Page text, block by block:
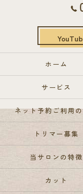
ホーム
サービス
ネット予約ご利用
トリマー募集
当サロンの特徴
カット